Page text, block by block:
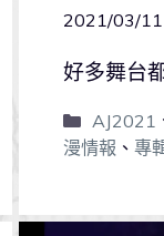
2021/03/11
好多舞台
AJ2021
漫情報 、 專